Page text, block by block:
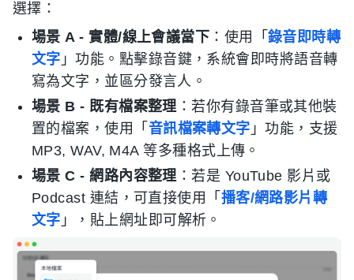
選擇：
場景 A - 實體/線上會議當下 ：使用「錄音即時轉
文字 」功能。點擊錄音鍵，系統會即時將語音轉
寫為文字，並區分發言人。
場景 B - 既有檔案整理：若你有錄音筆或其他裝
置的檔案，使用「 音訊檔案轉文字 」功能，支援
MP3, WAV, M4A 等多種格式上傳。
場景 C - 網路內容整理：若是 YouTube 影片或
Podcast 連結，可直接使用「 播客/網路影片轉
文字 」，貼上網址即可解析。